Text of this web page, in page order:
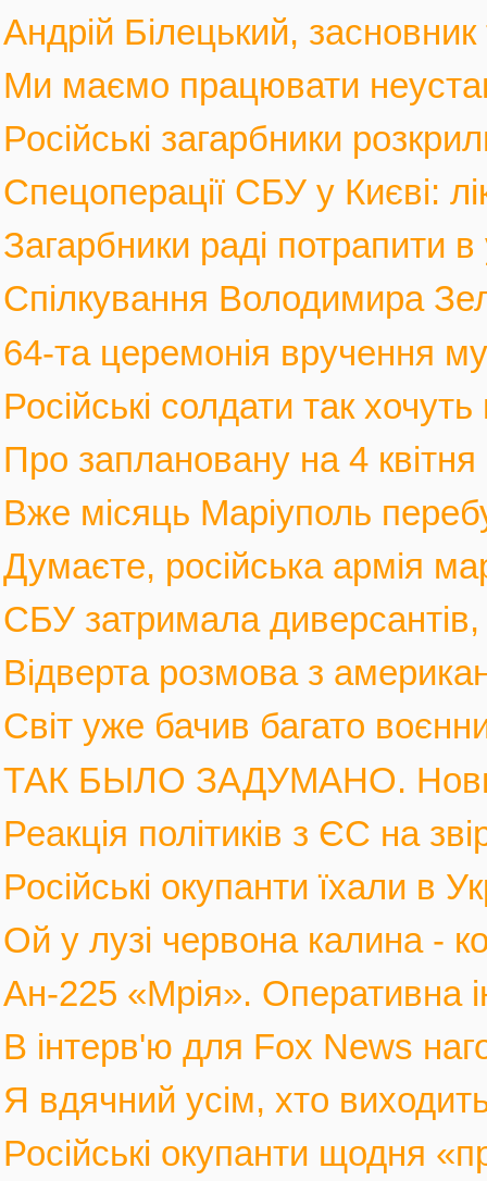
Андрій Білецький,
Ми маємо працювати
Російські загарбники
Спецоперації СБУ у Києві:
Загарбники раді потрапити
Спілкування Володимира
64-та церемонія вручення
Російські солдати так
Про заплановану на 4
Вже місяць Маріуполь
Думаєте, російська армія
СБУ затримала диверсантів,
Відверта розмова з
Світ уже бачив багато
ТАК БЫЛО ЗАДУМАНО.
Реакція політиків з ЄС на
Російські окупанти їхали в
Ой у лузі червона калина -
Ан-225 «Мрія». Оперативна
В інтерв'ю для Fox News
Я вдячний усім, хто
Російські окупанти щодня